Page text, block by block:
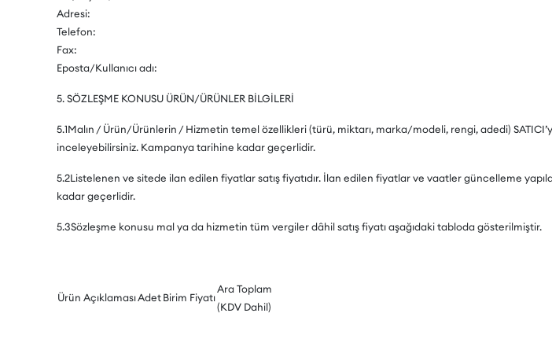
Adresi:
Telefon:
Fax:
Eposta/Kullanıcı adı:
5. SÖZLEŞME KONUSU ÜRÜN/ÜRÜNLER BİLGİLERİ
5.1Malın / Ürün/Ürünlerin / Hizmetin temel özellikleri (türü, miktarı, marka/modeli, rengi, adedi)
inceleyebilirsiniz. Kampanya tarihine kadar geçerlidir.
5.2Listelenen ve sitede ilan edilen fiyatlar satış fiyatıdır. İlan edilen fiyatlar ve vaatler güncelleme
kadar geçerlidir.
5.3Sözleşme konusu mal ya da hizmetin tüm vergiler dâhil satış fiyatı aşağıdaki tabloda gösterilmiştir.
Ürün AçıklamasıAdetBirim Fiyatı
Ara Toplam
(KDV Dahil)